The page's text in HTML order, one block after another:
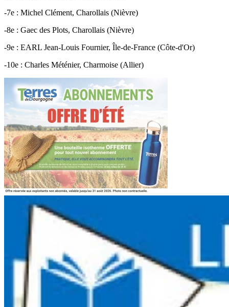
-7e : Michel Clément, Charollais (Nièvre)
-8e : Gaec des Plots, Charollais (Nièvre)
-9e : EARL Jean-Louis Fournier, Île-de-France (Côte-d'Or)
-10e : Charles Méténier, Charmoise (Allier)